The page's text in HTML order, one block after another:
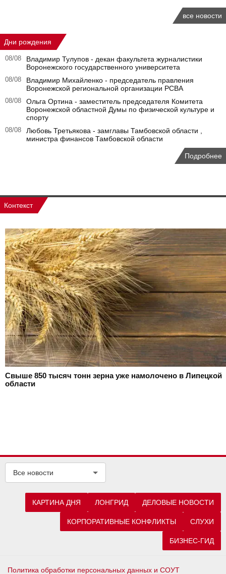
все новости
Дни рождения
08/08
Владимир Тулупов - декан факультета журналистики
Воронежского государственного университета
08/08
Владимир Михайленко - председатель правления
Воронежской региональной организации РСВА
08/08
Ольга Ортина - заместитель председателя Комитета
Воронежской областной Думы по физической культуре и
спорту
08/08
Любовь Третьякова - замглавы Тамбовской области ,
министра финансов Тамбовской области
Подробнее
Контекст
Свыше 850 тысяч тонн зерна уже намолочено в Липецкой
области
Все новости
КАРТИНА ДНЯ ЛОНГРИД ДЕЛОВЫЕ НОВОСТИ
КОРПОРАТИВНЫЕ КОНФЛИКТЫ СЛУХИ
БИЗНЕС-ГИД
Политика обработки персональных данных и СОУТ